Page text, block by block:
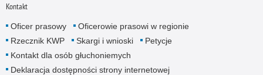
Kontakt
Oficer prasowy
Oficerowie prasowi w regionie
Rzecznik KWP
Skargi i wnioski
Petycje
Kontakt dla osób głuchoniemych
Deklaracja dostępności strony internetowej